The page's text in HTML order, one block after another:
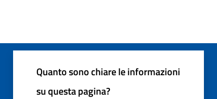
Quanto sono chiare le informazioni
su questa pagina?